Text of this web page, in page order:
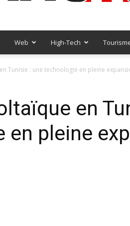
Web High-Tech
Tunisie : une technologie en pleine
en
en pleine